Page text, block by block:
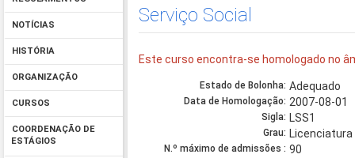
NOTÍCIAS
HISTÓRIA
ORGANIZAÇÃO
CURSOS
COORDENAÇÃO DE
ESTÁGIOS
Serviço Social
Este curso encontra-se homologado no
Estado de Bolonha: Adequado
Data de Homologação: 2007-08-01
Sigla: LSS1
Grau: Licenciatura
N.º máximo de admissões : 90